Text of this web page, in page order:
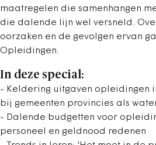
maatregelen die samenhangen
die dalende lijn wel versneld.
oorzaken en de gevolgen ervan
Opleidingen.
In deze special:
- Keldering uitgaven opleidingen
bij gemeenten provincies als
- Dalende budgetten voor
personeel en geldnood redenen